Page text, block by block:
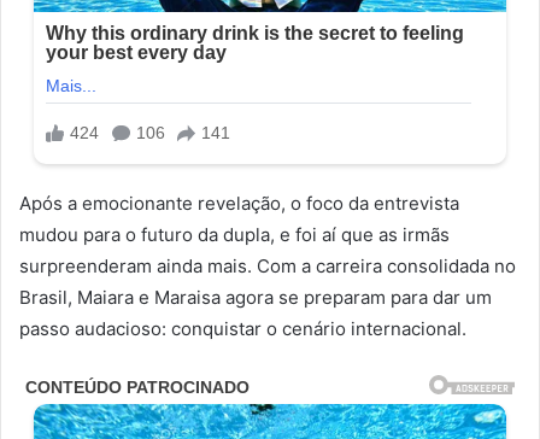
Após a emocionante revelação, o foco da entrevista
mudou para o futuro da dupla, e foi aí que as irmãs
surpreenderam ainda mais. Com a carreira consolidada no
Brasil, Maiara e Maraisa agora se preparam para dar um
passo audacioso: conquistar o cenário internacional.